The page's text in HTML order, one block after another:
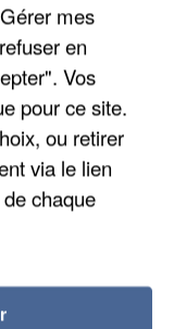
LES REFUGES
mes
en
Vos
pour ce site.
ou retirer
via le lien
chaque